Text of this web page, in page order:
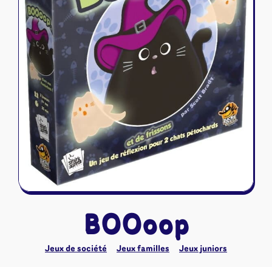
Naruto Mythos
Autres
Tapis de jeu
BOOoop
Jeux de société Jeux familles Jeux juniors